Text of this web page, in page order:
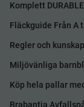
Komplett
Fläckguide Från A
Regler och kunskap
Miljövänliga
Köp hela pallar
Brabantia